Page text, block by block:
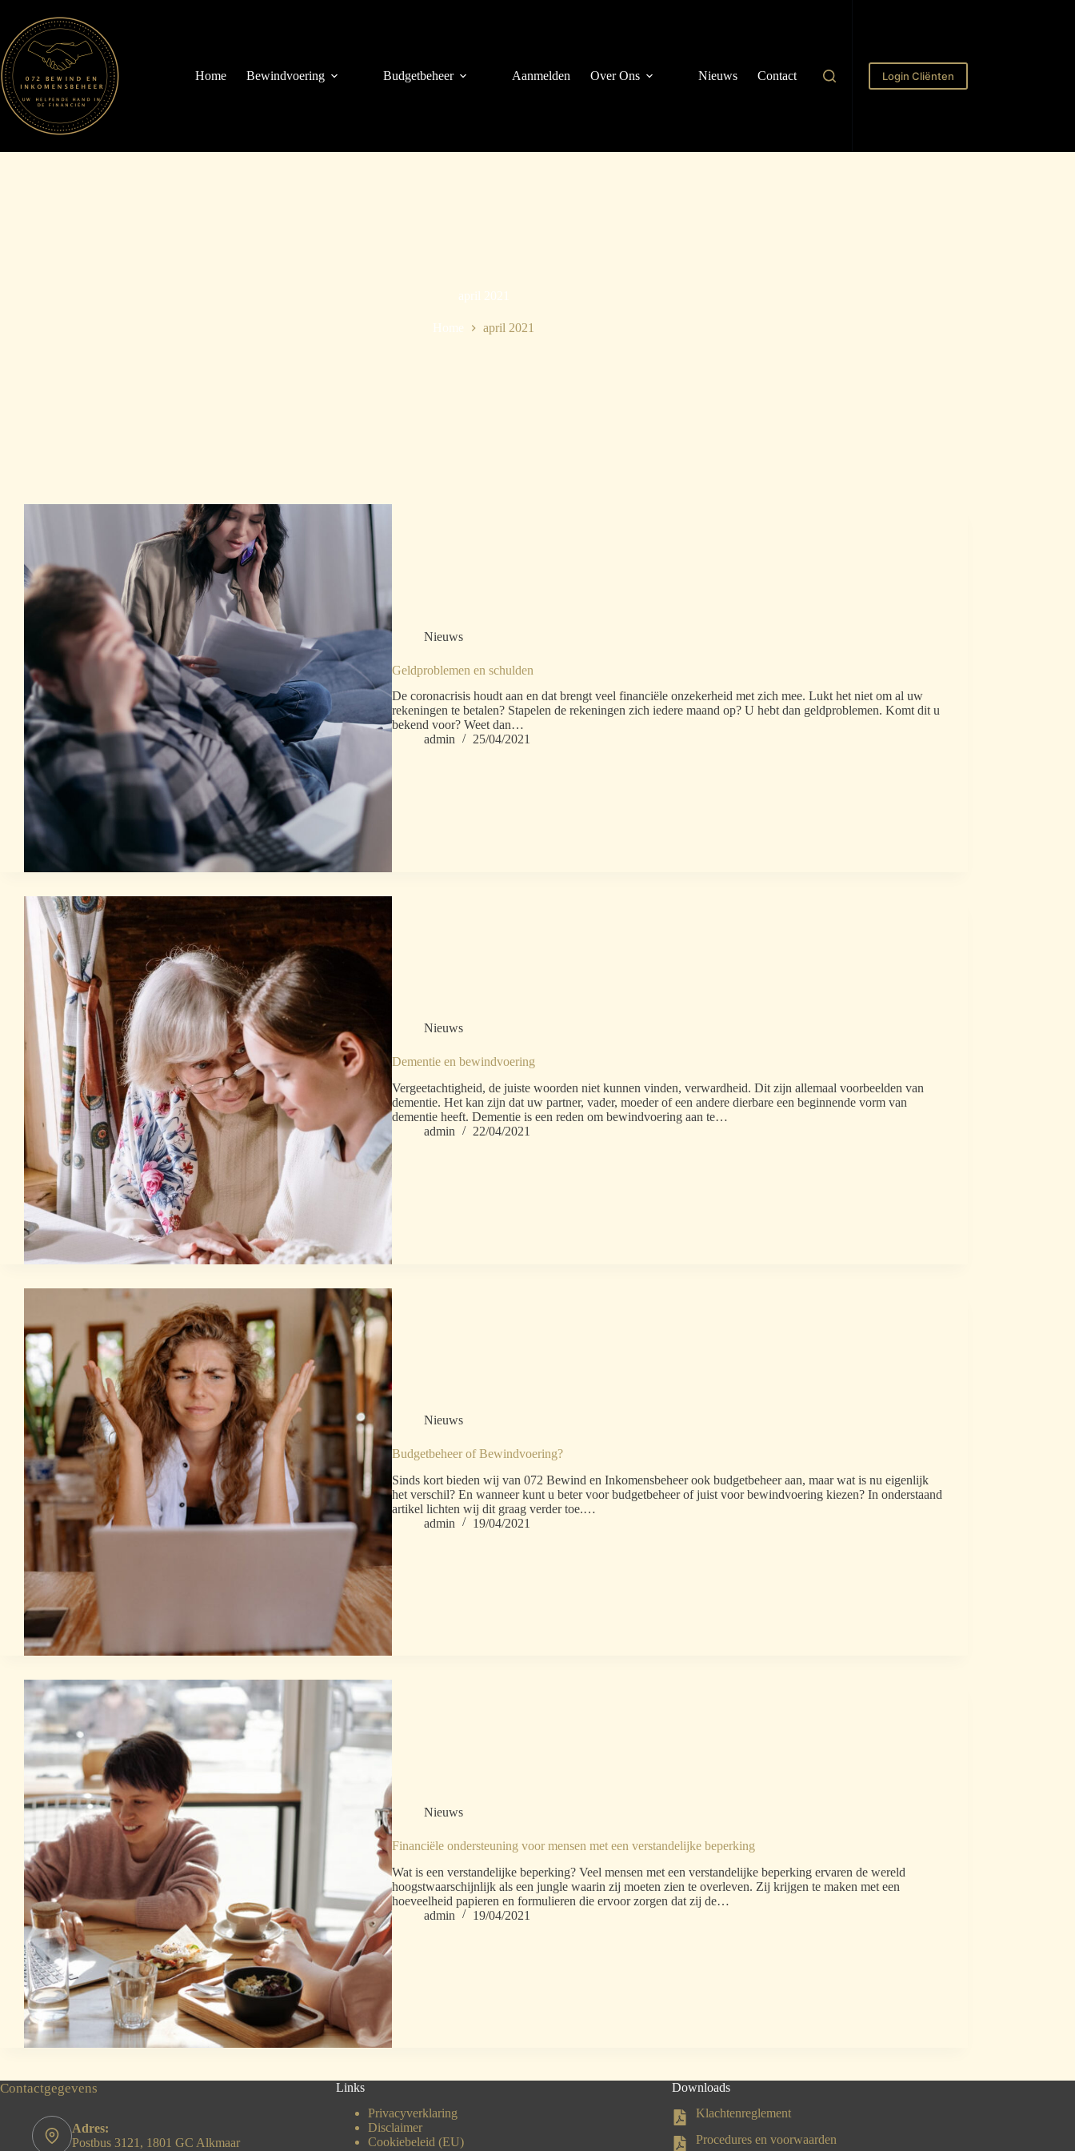
inhoud
Home
Bewindvoering Budgetbeheer Aanmelden Over Ons Nieuws Contact Login Cliënten
april 2021
Home april 2021
Nieuws
Geldproblemen en schulden
De coronacrisis houdt aan en dat brengt veel financiële onzekerheid met zich mee. Lukt het niet om al uw
rekeningen te betalen? Stapelen de rekeningen zich iedere maand op? U hebt dan geldproblemen. Komt dit u
bekend voor? Weet dan…
admin
25/04/2021
Nieuws
Dementie en bewindvoering
Vergeetachtigheid, de juiste woorden niet kunnen vinden, verwardheid. Dit zijn allemaal voorbeelden van
dementie. Het kan zijn dat uw partner, vader, moeder of een andere dierbare een beginnende vorm van
dementie heeft. Dementie is een reden om bewindvoering aan te…
admin
22/04/2021
Nieuws
Budgetbeheer of Bewindvoering?
Sinds kort bieden wij van 072 Bewind en Inkomensbeheer ook budgetbeheer aan, maar wat is nu eigenlijk
het verschil? En wanneer kunt u beter voor budgetbeheer of juist voor bewindvoering kiezen? In onderstaand
artikel lichten wij dit graag verder toe.…
admin
19/04/2021
Nieuws
Financiële ondersteuning voor mensen met een verstandelijke beperking
Wat is een verstandelijke beperking? Veel mensen met een verstandelijke beperking ervaren de wereld
hoogstwaarschijnlijk als een jungle waarin zij moeten zien te overleven. Zij krijgen te maken met een
hoeveelheid papieren en formulieren die ervoor zorgen dat zij de…
admin
19/04/2021
Contactgegevens
Adres:
Postbus 3121, 1801 GC Alkmaar
Links
Privacyverklaring
Disclaimer
Cookiebeleid (EU)
Downloads
Klachtenreglement
Procedures en voorwaarden